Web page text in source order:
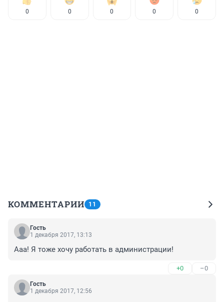
0 0 0 0 0
КОММЕНТАРИИ 11
Гость
1 декабря 2017, 13:13
Ааа! Я тоже хочу работать в администрации!
+0 –0
Гость
1 декабря 2017, 12:56